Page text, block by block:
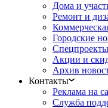
Дома и
Ремонт и
Городские
Спецпроекты
Акции и
Архив
Контакты
Реклама на
Служба